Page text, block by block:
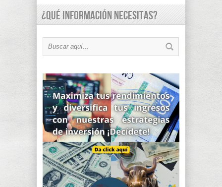
¿Qué información necesitas?